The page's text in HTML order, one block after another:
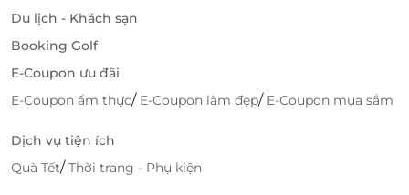
chất lượng dịch vụ. Đinh Gia Hotel Hà Giang là điểm
nguyên hùng vĩ cùng gia đình, bạn bè.
Du lịch - Khách sạn
Booking Golf
E-Coupon ưu đãi
E-Coupon ẩm thực/ E-Coupon làm đẹp/ E-Coupon mua sắm
Dịch vụ tiện ích
Quà Tết/Thời trang - Phụ kiện